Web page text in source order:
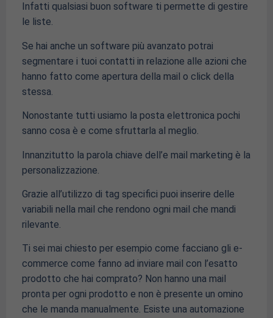
Infatti qualsiasi buon software ti permette di gestire
le liste.
Se hai anche un software più avanzato potrai
segmentare i tuoi contatti in relazione alle azioni che
hanno fatto come apertura della mail o click della
stessa.
Nonostante tutti usiamo la posta elettronica pochi
sanno cosa è e come sfruttarla al meglio.
Innanzitutto la parola chiave dell’e mail marketing è la
personalizzazione.
Grazie all’utilizzo di tag specifici puoi inserire delle
variabili nella mail che rendono ogni mail che mandi
rilevante.
Ti sei mai chiesto per esempio come facciano gli e-
commerce come fanno ad inviare mail con l’esatto
prodotto che hai comprato? Non hanno una mail
pronta per ogni prodotto e non è presente un omino
che le manda manualmente. Esiste una automazione